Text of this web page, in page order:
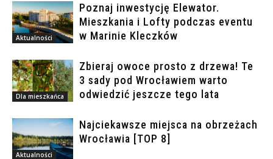
Aktualności
Poznaj inwestycję Elewator.
Mieszkania i Lofty podczas eventu
w Marinie Kleczków
Dla mieszkańca
Zbieraj owoce prosto z drzewa! Te
3 sady pod Wrocławiem warto
odwiedzić jeszcze tego lata
Aktualności
Najciekawsze miejsca na obrzeżach
Wrocławia [TOP 8]